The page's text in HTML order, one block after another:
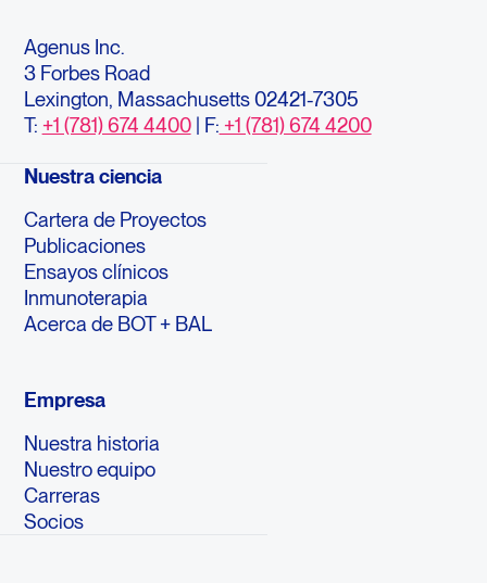
Agenus Inc.
3 Forbes Road
Lexington, Massachusetts 02421-7305
T: +1 (781) 674 4400| F: +1 (781) 674 4200
Nuestra ciencia
Cartera de Proyectos
Publicaciones
Ensayos clínicos
Inmunoterapia
Acerca de BOT + BAL
Empresa
Nuestra historia
Nuestro equipo
Carreras
Socios